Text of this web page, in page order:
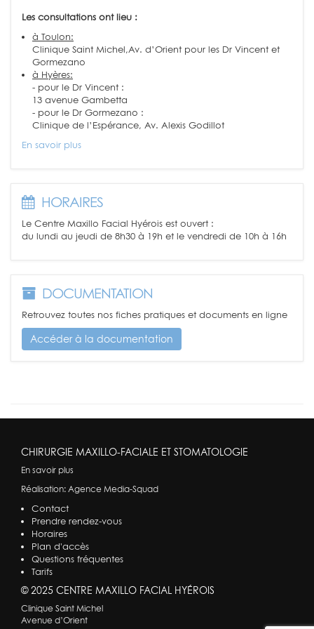
Les consultations ont lieu :
à Toulon:
Clinique Saint Michel,Av. d’Orient pour les Dr Vincent et
Gormezano
à Hyères:
- pour le Dr Vincent :
13 avenue Gambetta
- pour le Dr Gormezano :
Clinique de l’Espérance, Av. Alexis Godillot
En savoir plus
HORAIRES
Le Centre Maxillo Facial Hyérois est ouvert :
du lundi au jeudi de 8h30 à 19h et le vendredi de 10h à 16h
DOCUMENTATION
Retrouvez toutes nos fiches pratiques et documents en ligne
Accéder à la documentation
CHIRURGIE MAXILLO-FACIALE ET STOMATOLOGIE
En savoir plus
Réalisation: Agence Media-Squad
Contact
Prendre rendez-vous
Horaires
Plan d'accès
Questions fréquentes
Tarifs
© 2025 CENTRE MAXILLO FACIAL HYÉROIS
Clinique Saint Michel
Avenue d’Orient